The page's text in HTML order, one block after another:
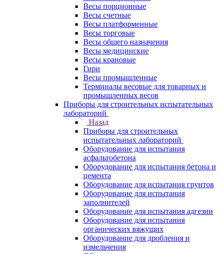
Весы порционные
Весы счетные
Весы платформенные
Весы торговые
Весы общего назначения
Весы медицинские
Весы крановые
Гири
Весы промышленные
Терминалы весовые для товарных и
промышленных весов
Приборы для строительных испытательных
лабораторий
Назад
Приборы для строительных
испытательных лабораторий
Оборудование для испытания
асфальтобетона
Оборудование для испытания бетона и
цемента
Оборудование для испытания грунтов
Оборудование для испытания
заполнителей
Оборудование для испытания адгезии
Оборудование для испытания
органических вяжущих
Оборудование для дробления и
измельчения